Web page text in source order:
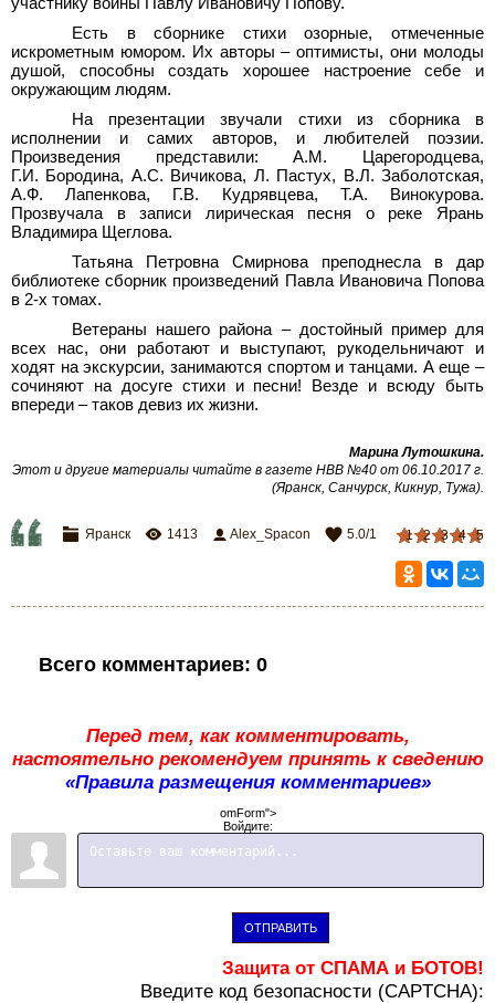
Есть в сборнике стихи озорные, отмеченные
искрометным юмором. Их авторы – оптимисты, они молоды
душой, способны создать хорошее настроение себе и
окружающим людям.
На презентации звучали стихи из сборника в
исполнении и самих авторов, и любителей поэзии.
Произведения представили: А.М. Царегородцева,
Г.И. Бородина, А.С. Вичикова, Л. Пастух, В.Л. Заболотская,
А.Ф. Лапенкова, Г.В. Кудрявцева, Т.А. Винокурова.
Прозвучала в записи лирическая песня о реке Ярань
Владимира Щеглова.
Татьяна Петровна Смирнова преподнесла в дар
библиотеке сборник произведений Павла Ивановича Попова
в 2-х томах.
Ветераны нашего района – достойный пример для
всех нас, они работают и выступают, рукодельничают и
ходят на экскурсии, занимаются спортом и танцами. А еще –
сочиняют на досуге стихи и песни! Везде и всюду быть
впереди – таков девиз их жизни.
Марина Лутошкина.
Этот и другие материалы читайте в газете НВВ №40 от 06.10.2017 г.
(Яранск, Санчурск, Кикнур, Тужа)
1 2 3 4 5
Яранск 1413 Alex_Spacon 5.0/1
Всего комментариев: 0
Перед тем, как комментировать,
настоятельно рекомендуем принять к сведению
«Правила размещения комментариев»
omForm">
Войдите:
ОТПРАВИТЬ
Защита от СПАМА и БОТОВ!
Введите код безопасности (CAPTCHA):